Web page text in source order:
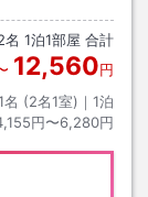
名 1泊1部屋 合計
12,560円
名 (2名1室)｜ 1泊
円〜6,280円